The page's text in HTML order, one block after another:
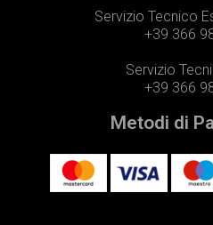
Servizio Tecnico
+39 366
Servizio
+39 366
Metodi di